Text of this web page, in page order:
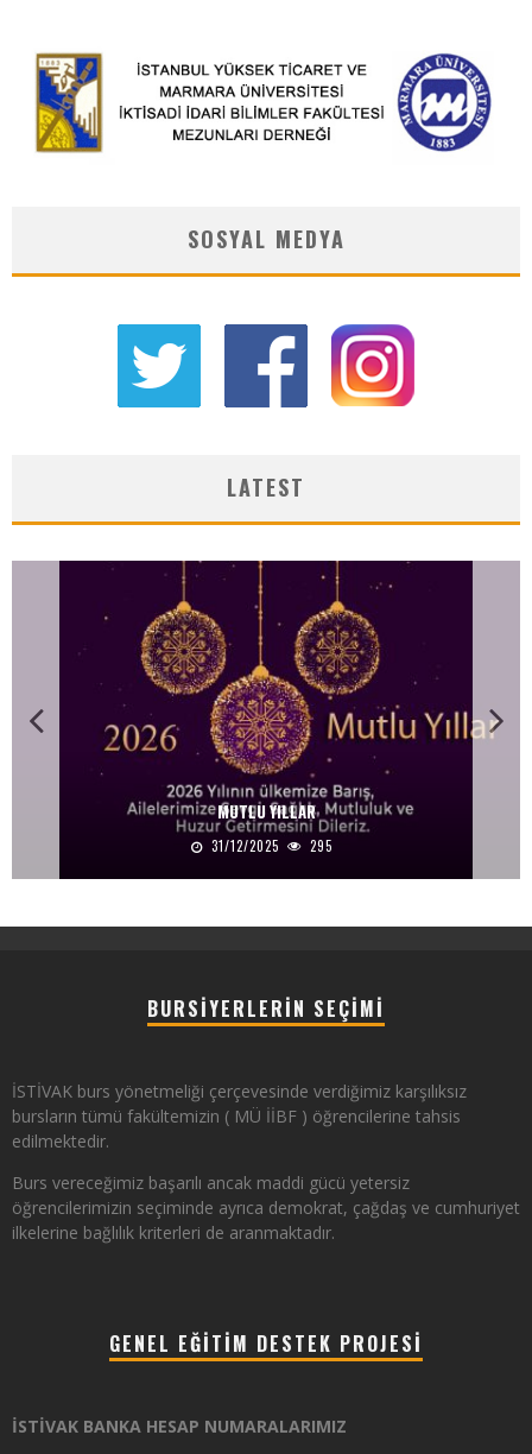
SOSYAL MEDYA
LATEST
MUTLU YILLAR
31/12/2025 295
BURSIYERLERIN SEÇIMI
İSTİVAK burs yönetmeliği çerçevesinde verdiğimiz karşılıksız
bursların tümü fakültemizin ( MÜ İİBF ) öğrencilerine tahsis
edilmektedir.
Burs vereceğimiz başarılı ancak maddi gücü yetersiz
öğrencilerimizin seçiminde ayrıca demokrat, çağdaş ve cumhuriyet
ilkelerine bağlılık kriterleri de aranmaktadır.
GENEL EĞITIM DESTEK PROJESI
İSTİVAK BANKA HESAP NUMARALARIMIZ